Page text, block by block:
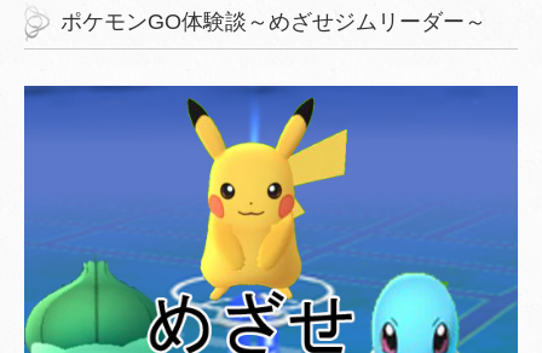
ポケモンGO体験談～めざせジムリーダー～